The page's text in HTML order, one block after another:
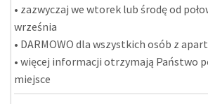
• zazwyczaj we wtorek lub środę od
września
• DARMOWO dla wszystkich osób z
• więcej informacji otrzymają Państwo
miejsce